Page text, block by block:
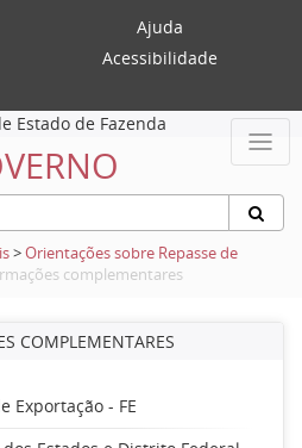
Ajuda
Acessibilidade
Estado de Fazenda
>Orientações sobre Repasse de
complementares
COMPLEMENTARES
Exportação - FE